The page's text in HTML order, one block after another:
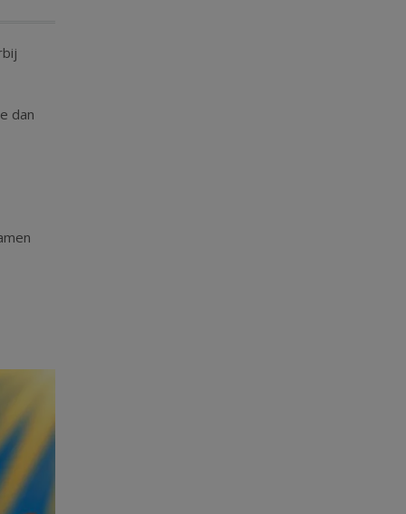
dan